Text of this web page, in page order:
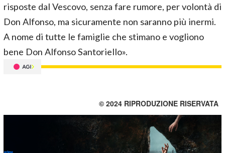
risposte dal Vescovo, senza fare rumore, per volontà di
Don Alfonso, ma sicuramente non saranno più inermi.
A nome di tutte le famiglie che stimano e vogliono
bene Don Alfonso Santoriello».
© 2024 RIPRODUZIONE RISERVATA